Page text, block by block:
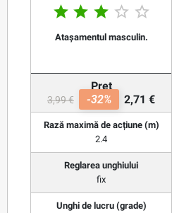
    
Atașamentul masculin.
Preț
3,99 € -32% 2,71 €
Rază maximă de acțiune (m)
2.4
Reglarea unghiului
fix
Unghi de lucru (grade)